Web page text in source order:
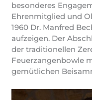
besonderes
Ehrenmitglied und
1960 Dr. Manfred
aufzeigen. Der
der traditionellen
Feuerzangenbowle
gemütlichen